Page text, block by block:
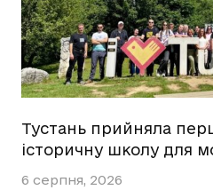
Тустань прийняла
історичну школу для
6 серпня, 2026